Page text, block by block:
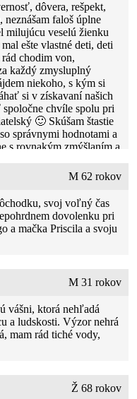
dôvera, rešpekt,
neznášam faloš úplne
milujúcu veselú žienku
ešte vlastné deti, deti
chodim von,
každý zmysluplný
niekoho, s kým si
si v získavaní našich
chvíle spolu pri
🙂 Skúšam štastie
správnymi hodnotami a
s rovnakým zmýšlaním a
romanticky❤️, sM 62 rokov
svoj voľný čas
dovolenku pri
a mačka Priscila a svoju
M 31 rokov
vášni, ktorá nehľadá
a ludskosti. Výzor nehrá
mam rád tiché vody,
Ž 68 rokov